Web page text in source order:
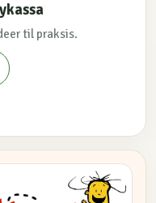
til praksis.